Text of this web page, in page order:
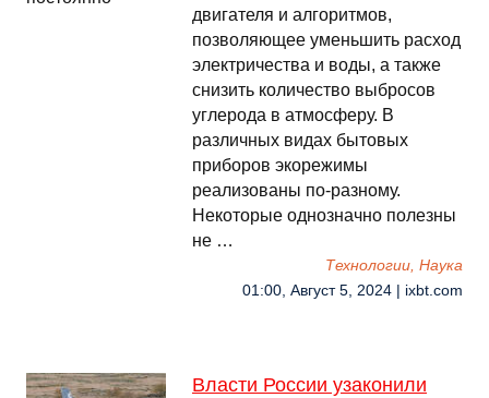
двигателя и алгоритмов,
позволяющее уменьшить расход
электричества и воды, а также
снизить количество выбросов
углерода в атмосферу. В
различных видах бытовых
приборов экорежимы
реализованы по-разному.
Некоторые однозначно полезны
не …
Технологии, Наука
01:00, Август 5, 2024 | ixbt.com
Власти России узаконили